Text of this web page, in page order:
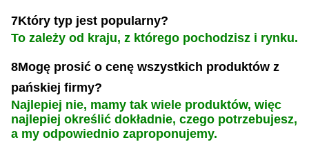
7Który typ jest popularny?
To zależy od kraju, z którego pochodzisz i rynku.
8Mogę prosić o cenę wszystkich produktów z
pańskiej firmy?
Najlepiej nie, mamy tak wiele produktów, więc
najlepiej określić dokładnie, czego potrzebujesz,
a my odpowiednio zaproponujemy.